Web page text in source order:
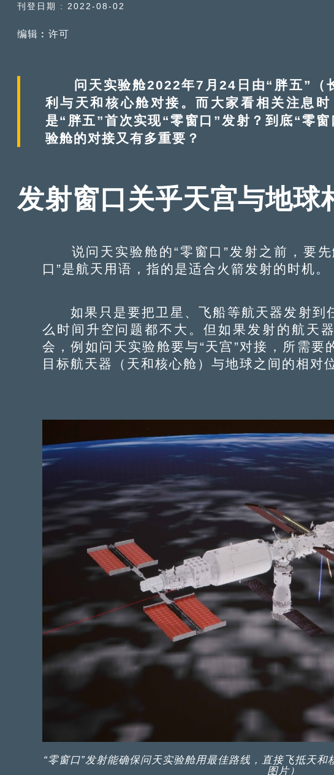
刊登日期 : 2022-08-02
编辑︰许可
问天实验舱2022年7月24日由“胖五”（
利与天和核心舱对接。而大家看相关注息
是“胖五”首次实现“零窗口”发射？到底“零
验舱的对接又有多重要？
发射窗口关乎天宫与地球
说问天实验舱的“零窗口”发射之前，要先
口”是航天用语，指的是适合火箭发射的时机。
如果只是要把卫星、飞船等航天器发射到
么时间升空问题都不大。但如果发射的航天
会，例如问天实验舱要与“天宫”对接，所需要
目标航天器（天和核心舱）与地球之间的相对
“零窗口”发射能确保问天实验舱用最佳路线，直接飞抵天和
图片）